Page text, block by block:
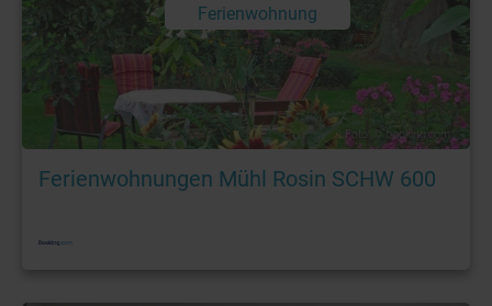
Ferienwohnung
Foto: © booking.com
Ferienwohnungen Mühl Rosin SCHW 600